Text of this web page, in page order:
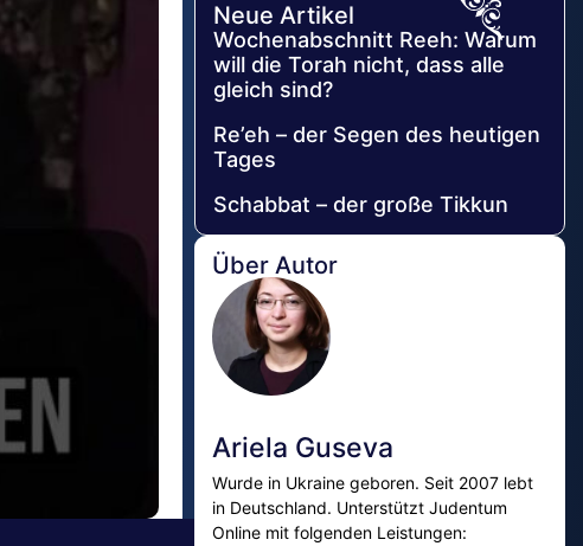
Neue Artikel
Wochenabschnitt Reeh: Warum
will die Torah nicht, dass alle
gleich sind?
Re’eh – der Segen des heutigen
Tages
Schabbat – der große Tikkun
Über Autor
Ariela Guseva
Wurde in Ukraine geboren. Seit 2007 lebt
in Deutschland. Unterstützt Judentum
Online mit folgenden Leistungen: